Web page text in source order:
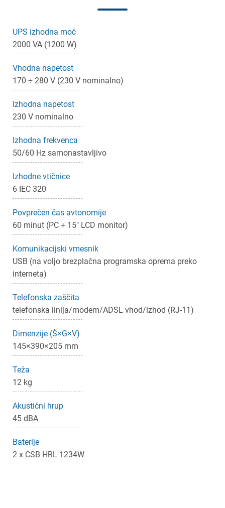
UPS izhodna moč
2000 VA (1200 W)
Vhodna napetost
170 ÷ 280 V (230 V nominalno)
Izhodna napetost
230 V nominalno
Izhodna frekvenca
50/60 Hz samonastavljivo
Izhodne vtičnice
6 IEC 320
Povprečen čas avtonomije
60 minut (PC + 15" LCD monitor)
Komunikacijski vmesnik
USB (na voljo brezplačna programska oprema preko
interneta)
Telefonska zaščita
telefonska linija/modem/ADSL vhod/izhod (RJ-11)
Dimenzije (Š×G×V)
145×390×205 mm
Teža
12 kg
Akustični hrup
45 dBA
Baterije
2 x CSB HRL 1234W
Prijava
Za dodajanje na seznam želja morate biti prijavljeni.
Prekliči